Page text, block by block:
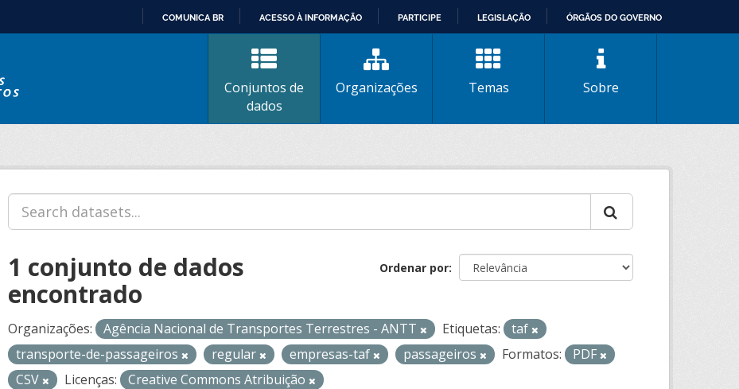
CONTEÚDO
COMUNICA BR ACESSO À INFORMAÇÃO PARTICIPE LEGISLAÇÃO ÓRGÃOS DO GOVERNO
Conjuntos de
dados
Organizações Temas Sobre
Ordenar por
1 conjunto de dados
encontrado
Organizações: Agência Nacional de Transportes Terrestres - ANTT Etiquetas:
taf
transporte-de-passageiros
regular empresas-taf passageiros Formatos:
PDF
CSV
Licenças: Creative Commons Atribuição